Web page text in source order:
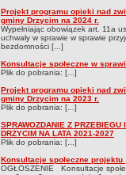
Projekt programu opieki nad
gminy Drzycim na 2024 r.
Wypełniając obowiązek art. 11a
uchwały w sprawie w sprawie
bezdomności [...]
Konsultacje społeczne w
Plik do pobrania: [...]
Projekt programu opieki nad
gminy Drzycim na 2023 r.
Plik do pobrania: [...]
SPRAWOZDANIE Z PRZEBIEGU
DRZYCIM NA LATA 2021-2027
Plik do pobrania: [...]
Konsultacje społeczne projektu
OGŁOSZENIE Konsultacje